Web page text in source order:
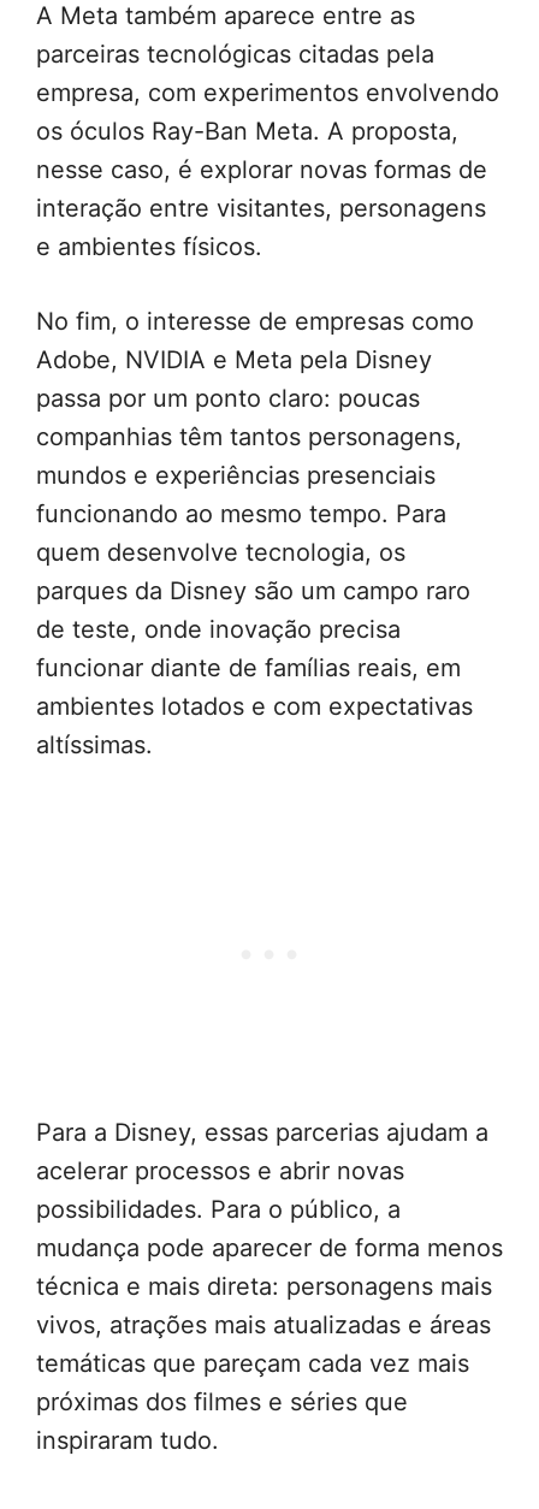
A Meta também aparece entre as
parceiras tecnológicas citadas pela
empresa, com experimentos envolvendo
os óculos Ray-Ban Meta. A proposta,
nesse caso, é explorar novas formas de
interação entre visitantes, personagens
e ambientes físicos.
No fim, o interesse de empresas como
Adobe, NVIDIA e Meta pela Disney
passa por um ponto claro: poucas
companhias têm tantos personagens,
mundos e experiências presenciais
funcionando ao mesmo tempo. Para
quem desenvolve tecnologia, os
parques da Disney são um campo raro
de teste, onde inovação precisa
funcionar diante de famílias reais, em
ambientes lotados e com expectativas
altíssimas.
Para a Disney, essas parcerias ajudam a
acelerar processos e abrir novas
possibilidades. Para o público, a
mudança pode aparecer de forma menos
técnica e mais direta: personagens mais
vivos, atrações mais atualizadas e áreas
temáticas que pareçam cada vez mais
próximas dos filmes e séries que
inspiraram tudo.